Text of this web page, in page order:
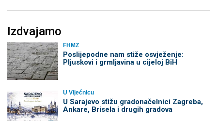
Izdvajamo
FHMZ
Poslijepodne nam stiže osvježenje:
Pljuskovi i grmljavina u cijeloj BiH
U Vijećnicu
U Sarajevo stižu gradonačelnici Zagreba,
Ankare, Brisela i drugih gradova